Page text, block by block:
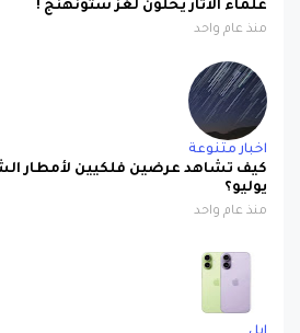
اخبار متنوعة
كيف تشاهد عرضين فلكيين لأمطار
يوليو؟
منذ عام واحد